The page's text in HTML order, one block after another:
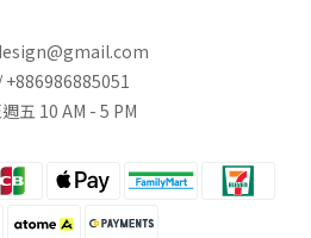
+886986885051
五 10 AM - 5 PM